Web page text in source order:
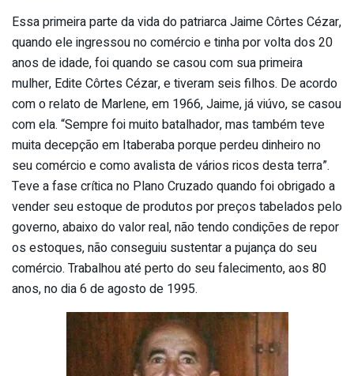
Essa primeira parte da vida do patriarca Jaime Côrtes Cézar,
quando ele ingressou no comércio e tinha por volta dos 20
anos de idade, foi quando se casou com sua primeira
mulher, Edite Côrtes Cézar, e tiveram seis filhos. De acordo
com o relato de Marlene, em 1966, Jaime, já viúvo, se casou
com ela. “Sempre foi muito batalhador, mas também teve
muita decepção em Itaberaba porque perdeu dinheiro no
seu comércio e como avalista de vários ricos desta terra”.
Teve a fase crítica no Plano Cruzado quando foi obrigado a
vender seu estoque de produtos por preços tabelados pelo
governo, abaixo do valor real, não tendo condições de repor
os estoques, não conseguiu sustentar a pujança do seu
comércio. Trabalhou até perto do seu falecimento, aos 80
anos, no dia 6 de agosto de 1995.